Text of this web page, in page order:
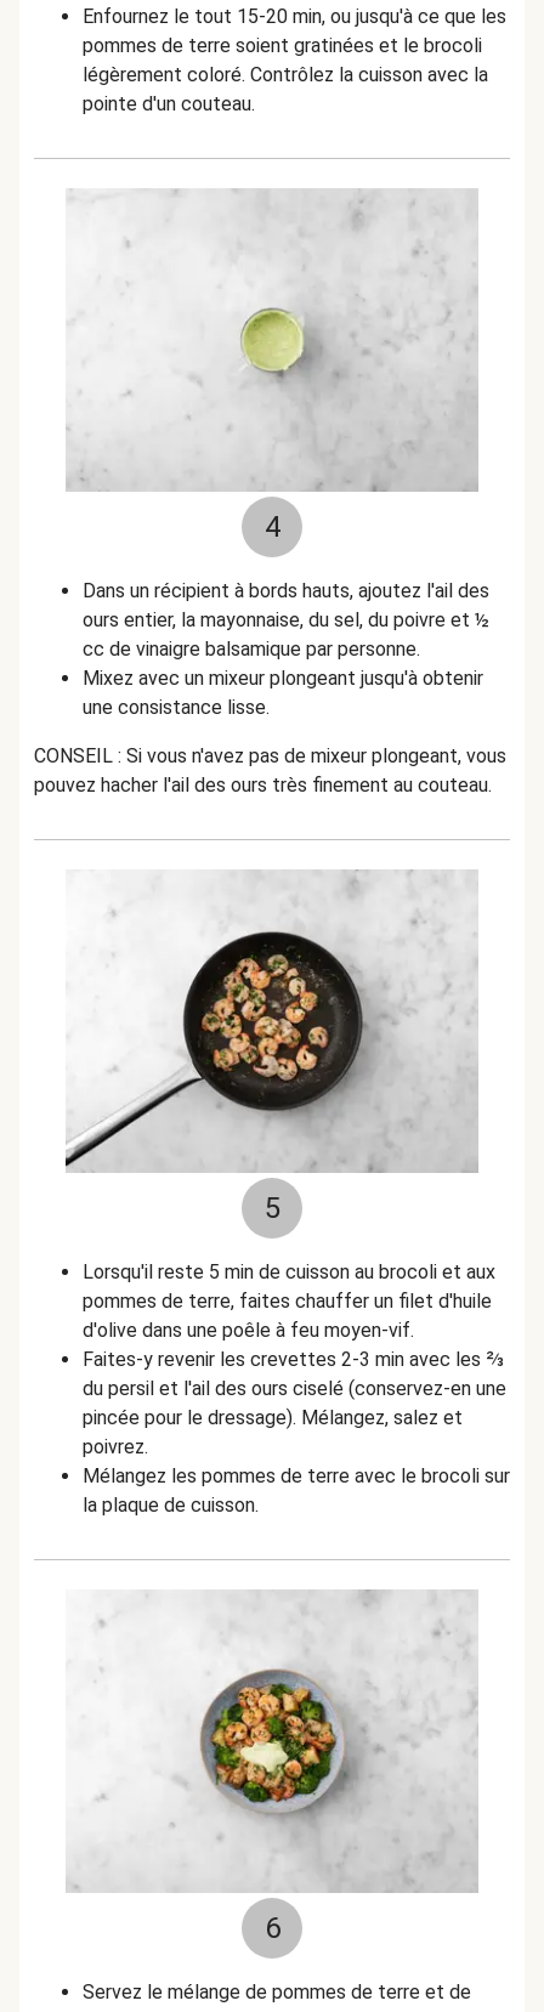
Enfournez le tout 15-20 min, ou jusqu'à ce que les
pommes de terre soient gratinées et le brocoli
légèrement coloré. Contrôlez la cuisson avec la
pointe d'un couteau.
4
Dans un récipient à bords hauts, ajoutez l'ail des
ours entier, la mayonnaise, du sel, du poivre et ½
cc de vinaigre balsamique par personne.
Mixez avec un mixeur plongeant jusqu'à obtenir
une consistance lisse.
CONSEIL : Si vous n'avez pas de mixeur plongeant, vous
pouvez hacher l'ail des ours très finement au couteau.
5
Lorsqu'il reste 5 min de cuisson au brocoli et aux
pommes de terre, faites chauffer un filet d'huile
d'olive dans une poêle à feu moyen-vif.
Faites-y revenir les crevettes 2-3 min avec les ⅔
du persil et l'ail des ours ciselé (conservez-en une
pincée pour le dressage). Mélangez, salez et
poivrez.
Mélangez les pommes de terre avec le brocoli sur
la plaque de cuisson.
6
Servez le mélange de pommes de terre et de